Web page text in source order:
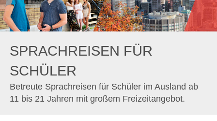
SPRACHREISEN FÜR
SCHÜLER
Betreute Sprachreisen für Schüler im Ausland ab
11 bis 21 Jahren mit großem Freizeitangebot.